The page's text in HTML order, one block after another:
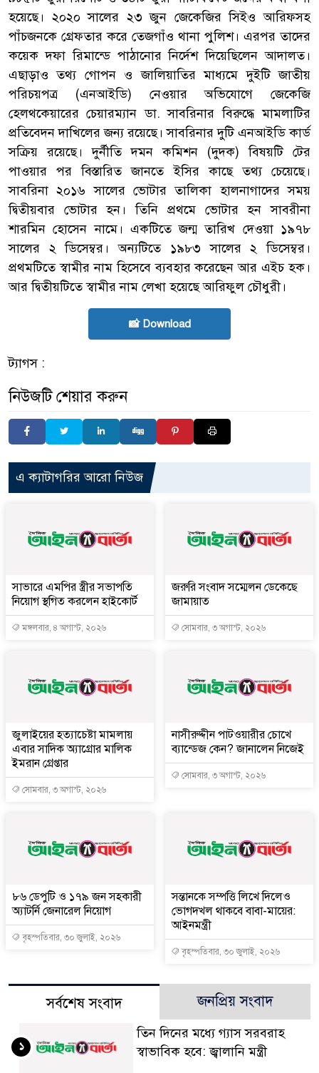
হয়েছে। ২০২০ সালের ২৩ জুন জেকেজির সিইও আরিফসহ
পাঁচজনকে গ্রেফতার করে তেজগাঁও থানা পুলিশ। এরপর তাদের
কয়েক দফা রিমান্ডে পাঠানোর নির্দেশ দিয়েছিলেন আদালত।
এছাড়াও তথ্য গোপন ও জালিয়াতির মাধ্যমে দুইটি জাতীয়
পরিচয়পত্র (এনআইডি) নেওয়ার অভিযোগে জেকেজি
হেলথকেয়ারের চেয়ারম্যান ডা. সাবরিনার বিরুদ্ধে মামলাটির
প্রতিবেদন দাখিলের জন্য রয়েছে। সাবরিনার দুটি এনআইডি কার্ড
সক্রিয় রয়েছে। দুর্নীতি দমন কমিশন (দুদক) বিষয়টি টের
পাওয়ার পর বিস্তারিত জানতে ইসির কাছে তথ্য চেয়েছে।
সাবরিনা ২০১৬ সালের ভোটার তালিকা হালনাগাদের সময়
দ্বিতীয়বার ভোটার হন। তিনি প্রথমে ভোটার হন সাবরীনা
শারমিন হোসেন নামে। একটিতে জন্ম তারিখ দেওয়া ১৯৭৮
সালের ২ ডিসেম্বর। অন্যটিতে ১৯৮৩ সালের ২ ডিসেম্বর।
প্রথমটিতে স্বামীর নাম হিসেবে ব্যবহার করেছেন আর এইচ হক।
আর দ্বিতীয়টিতে স্বামীর নাম লেখা হয়েছে আরিফুল চৌধুরী।
📸 Download
ট্যাগস :
নিউজটি শেয়ার করুন
এ ক্যাটাগরির আরো নিউজ
সাভারে এমপির স্ত্রীর সভাপতি
নিয়োগ স্থগিত করলেন হাইকোর্ট
মঙ্গলবার, ৪ অগাস্ট, ২০২৬
জরুরি সংবাদ সম্মেলন ডেকেছে
জামায়াত
সোমবার, ৩ অগাস্ট, ২০২৬
জুলাইয়ের হত্যাচেষ্টা মামলায়
এবার সাদিক অ্যাগ্রোর মালিক
ইমরান গ্রেপ্তার
সোমবার, ৩ অগাস্ট, ২০২৬
নাসীরুদ্দীন পাটওয়ারীর চোখে
ব্যান্ডেজ কেন? জানালেন নিজেই
সোমবার, ৩ অগাস্ট, ২০২৬
৮৬ ডেপুটি ও ১৭৯ জন সহকারী
অ্যাটর্নি জেনারেল নিয়োগ
বৃহস্পতিবার, ৩০ জুলাই, ২০২৬
সন্তানকে সম্পত্তি লিখে দিলেও
ভোগদখল থাকবে বাবা-মায়ের:
আইনমন্ত্রী
বৃহস্পতিবার, ৩০ জুলাই, ২০২৬
সর্বশেষ সংবাদ জনপ্রিয় সংবাদ
তিন দিনের মধ্যে গ্যাস সরবরাহ
স্বাভাবিক হবে: জ্বালানি মন্ত্রী
১